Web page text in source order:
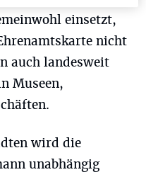
einsetzt,
nicht
auch landesweit
Museen,
wird die
unabhängig